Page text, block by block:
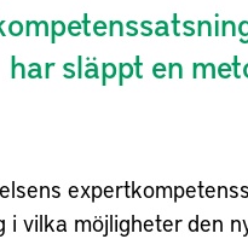
har släppt en
i vilka möjligheter den